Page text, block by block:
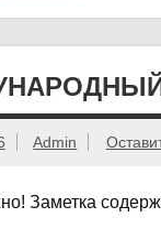
Admin
Заметка